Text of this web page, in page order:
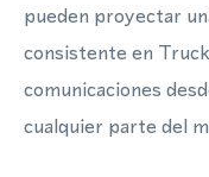
pueden proyectar
consistente en
comunicaciones
cualquier parte del